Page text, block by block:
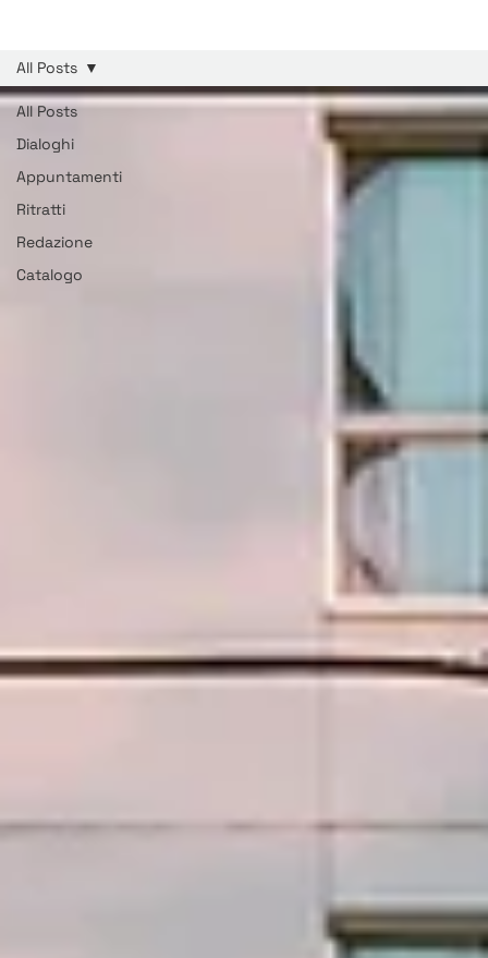
All Posts
Dialoghi
Appuntamenti
Ritratti
Redazione
Catalogo
All Posts